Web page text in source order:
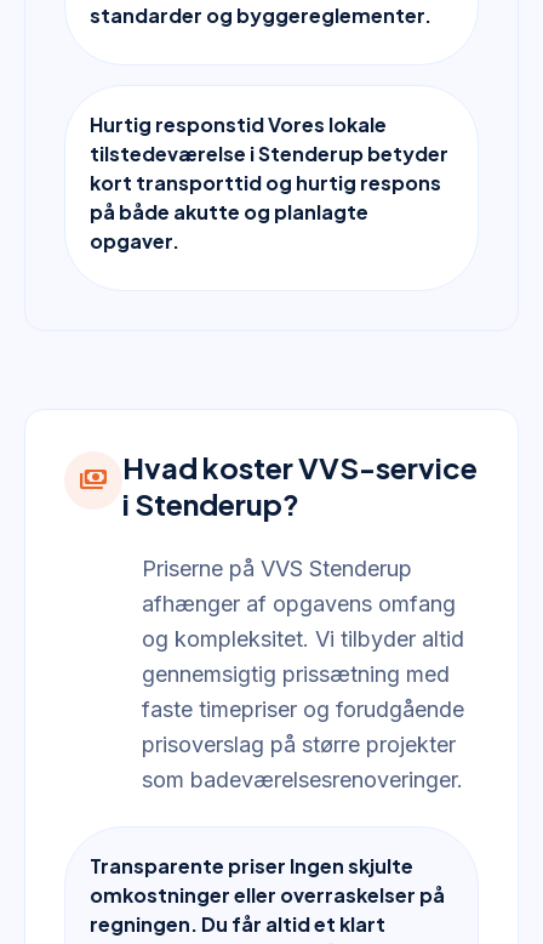
standarder og byggereglementer.
Hurtig responstid Vores lokale
tilstedeværelse i Stenderup betyder
kort transporttid og hurtig respons
på både akutte og planlagte
opgaver.
payments Hvad koster VVS-service
i Stenderup?
Priserne på VVS Stenderup
afhænger af opgavens omfang
og kompleksitet. Vi tilbyder altid
gennemsigtig prissætning med
faste timepriser og forudgående
prisoverslag på større projekter
som badeværelsesrenoveringer.
Transparente priser Ingen skjulte
omkostninger eller overraskelser på
regningen. Du får altid et klart